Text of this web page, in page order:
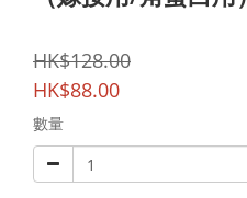
HK$128.00
HK$88.00
數量